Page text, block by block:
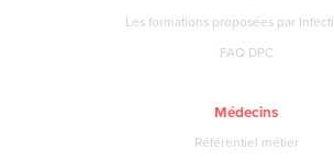
Les formations proposées par
FAQ DPC
Médecins
Référentiel métier